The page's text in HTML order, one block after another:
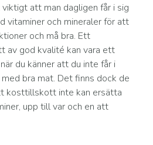
att man dagligen får i sig
vitaminer och mineraler för att
och må bra. Ett
av god kvalité kan vara ett
du känner att du inte får i
bra mat. Det finns dock de
kosttillskott inte kan ersätta
upp till var och en att